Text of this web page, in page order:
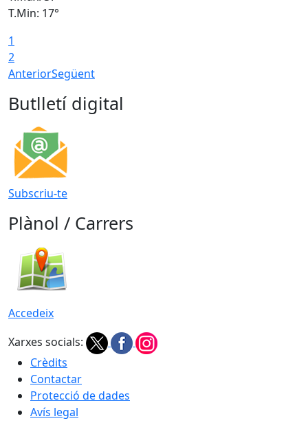
T.Min: 17°
1
2
AnteriorSegüent
Butlletí digital
Subscriu-te
Plànol / Carrers
Accedeix
Xarxes socials:
Crèdits
Contactar
Protecció de dades
Avís legal